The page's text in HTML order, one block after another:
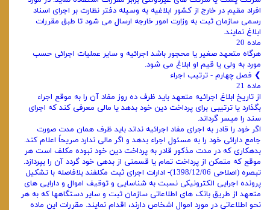
افراد مقیم در خارج از کشور ابلاغیه به وسیله دفتر نظارت بر اجرای اسناد
رسمی سازمان ثبت به وزارت امور خارجه ارسال می ‌شود تا طبق مقررات
ابلاغ نمایند.
ماده 20
هرگاه متعهد صغیر یا محجور باشد اجرائیه و سایر عملیات اجرائی حسب
مورد به ولی یا قیم او ابلاغ می‌ شود.
❯ فصل چهارم - ترتیب اجراء
ماده 21
از تاریخ ابلاغ اجرائیه متعهد باید ظرف ده روز مفاد آن را به موقع اجراء
بگذارد یا ترتیبی برای پرداخت دین خود بدهد یا مالی معرفی کند که اجرای
سند را میسر گرداند.
اگر خود را قادر به اجرای مفاد اجرائیه نداند باید ظرف همان مدت صورت
جامع دارائی خود را به مسئول اجراء بدهد و اگر مالی ندارد صریحاً اعلام کند.
بدهکاری که در مدت مذکور قادر به پرداخت دین خود نبوده مکلف است هر
موقع که متمکن از پرداخت تمام یا قسمتی از بدهی خود گردد آن را بپردازد.
تبصره (اصلاحی 1398/12/06)- ادارات اجرای ثبت مکلفند بلافاصله با تشکیل
پرونده اجرایی الکترونیکی نسبت به شناسایی و توقیف اموال و دارایی ‌های
متعهد از طریق بانک ‌های اطلاعاتی سازمان ثبت و سایر دستگاهها که به هر
نحو اطلاعاتی در مورد اموال اشخاص دارند، اقدام نمایند. مقررات این ماده